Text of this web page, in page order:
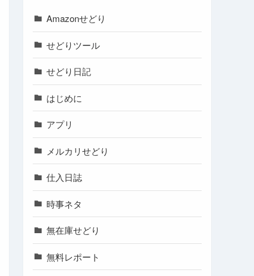
Amazonせどり
せどりツール
せどり日記
はじめに
アプリ
メルカリせどり
仕入日誌
時事ネタ
無在庫せどり
無料レポート